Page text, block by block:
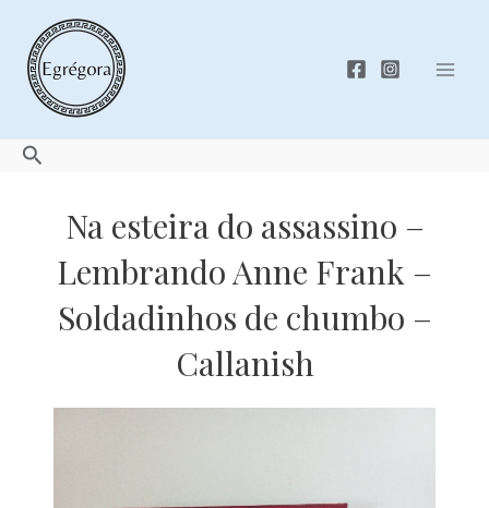
content
Search
Na esteira do assassino –
Lembrando Anne Frank –
Soldadinhos de chumbo –
Callanish